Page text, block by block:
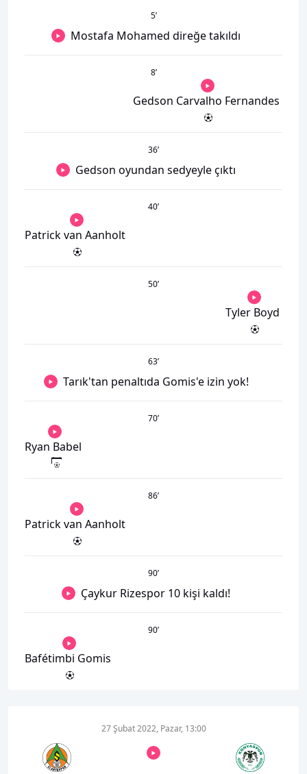
5’
Mostafa Mohamed direğe takıldı
8’
Gedson Carvalho Fernandes
36’
Gedson oyundan sedyeyle çıktı
40’
Patrick van Aanholt
50’
Tyler Boyd
63’
Tarık'tan penaltıda Gomis'e izin yok!
70’
Ryan Babel
86’
Patrick van Aanholt
90’
Çaykur Rizespor 10 kişi kaldı!
90’
Bafétimbi Gomis
27 Şubat 2022, Pazar, 13:00